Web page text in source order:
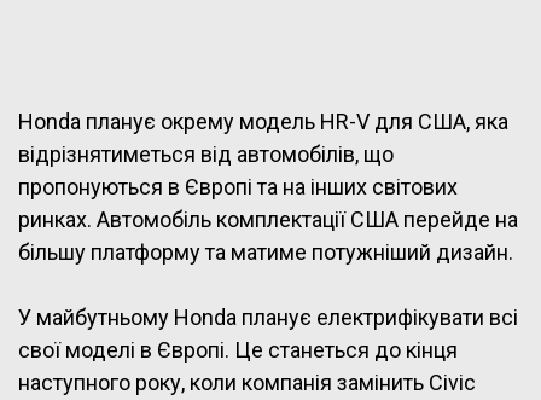
Honda планує окрему модель HR-V для США, яка
відрізнятиметься від автомобілів, що
пропонуються в Європі та на інших світових
ринках. Автомобіль комплектації США перейде на
більшу платформу та матиме потужніший дизайн.
У майбутньому Honda планує електрифікувати всі
свої моделі в Європі. Це станеться до кінця
наступного року, коли компанія замінить Civic